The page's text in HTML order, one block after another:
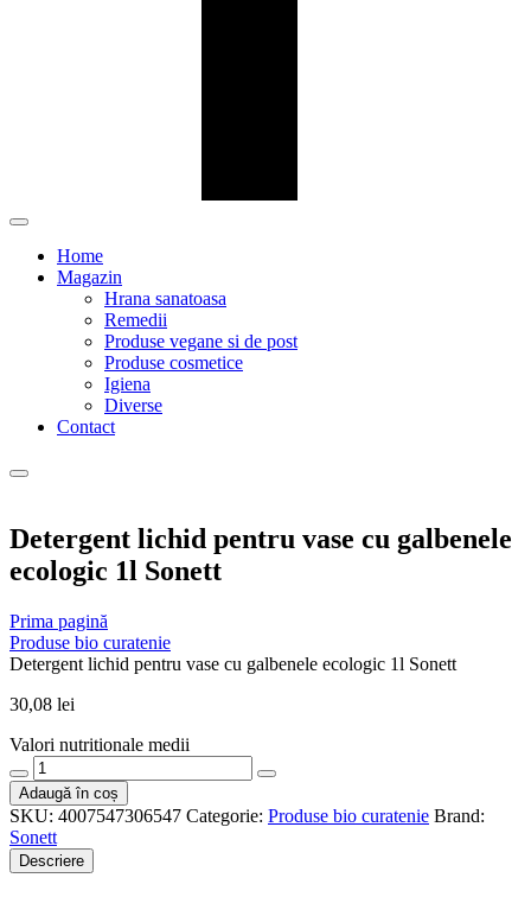
Home
Magazin
Hrana sanatoasa
Remedii
Produse vegane si de post
Produse cosmetice
Igiena
Diverse
Contact
Detergent lichid pentru vase cu galbenele
ecologic 1l Sonett
Prima pagină
Produse bio curatenie
Detergent lichid pentru vase cu galbenele ecologic 1l Sonett
30,08 lei
Valori nutritionale medii
Cantitate
Detergent
lichid
pentru
vase
cu
Adaugă în coș
SKU: 4007547306547 Categorie: Produse bio curatenie Brand:
Sonett
Descriere